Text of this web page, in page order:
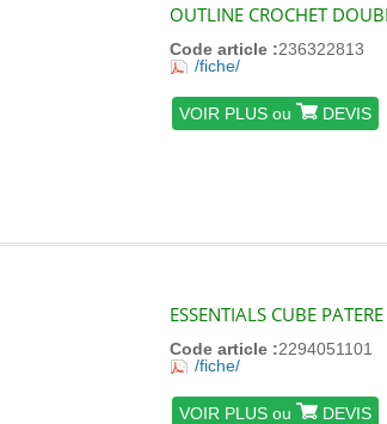
OUTLINE CROCHET
Code article :236322813
/fiche/
VOIR PLUS ou DEVIS
ESSENTIALS CUBE
Code article :2294051101
/fiche/
VOIR PLUS ou DEVIS